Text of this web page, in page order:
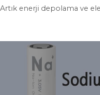
Artık enerji depolama ve